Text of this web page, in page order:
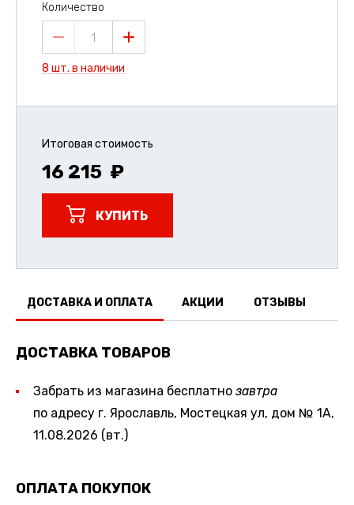
Количество
1
8 шт. в наличии
Итоговая стоимость
16 215
КУПИТЬ
ДОСТАВКА И ОПЛАТА АКЦИИ ОТЗЫВЫ
ДОСТАВКА ТОВАРОВ
Забрать из магазина бесплатно завтра
по адресу г. Ярославль, Мостецкая ул, дом № 1А,
11.08.2026 (вт.)
ОПЛАТА ПОКУПОК